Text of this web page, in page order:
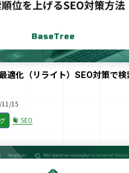
適化（リライト）SEO対策で検
15
SEO